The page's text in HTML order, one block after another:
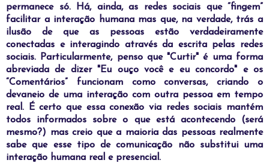
permanece só. Há, ainda, as redes sociais que “fingem”
facilitar a interação humana mas que, na verdade, trás a
ilusão de que as pessoas estão verdadeiramente
conectadas e interagindo através da escrita pelas redes
sociais. Particularmente, penso que "Curtir" é uma forma
abreviada de dizer "Eu ouço você e eu concordo" e os
“Comentários” funcionam como conversas, criando o
devaneio de uma interação com outra pessoa em tempo
real. É certo que essa conexão via redes sociais mantém
todos informados sobre o que está acontecendo (será
mesmo?) mas creio que a maioria das pessoas realmente
sabe que esse tipo de comunicação não substitui uma
interação humana real e presencial.